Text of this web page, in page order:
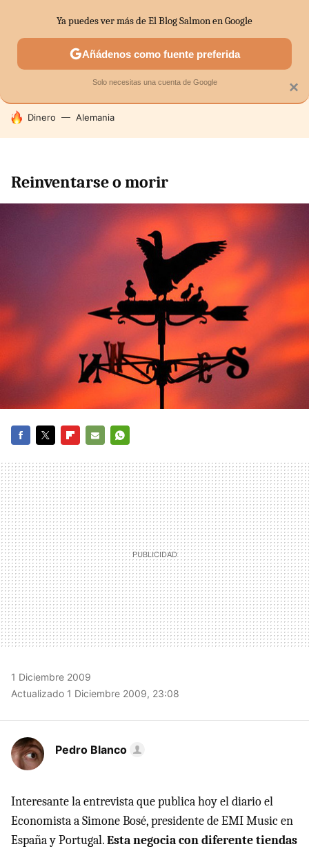
SECTORES ECONOMÍA DOMÉSTICA MERCADOS
HOY SE HABLA DE
Dinero Alemania
Reinventarse o morir
MAIL
1 Diciembre 2009
Actualizado 1 Diciembre 2009, 23:08
Pedro Blanco
Interesante la entrevista que publica hoy el diario el
Economista a Simone Bosé, presidente de EMI Music en
España y Portugal.Esta negocia con diferente tiendas
×
Ya puedes ver más de El Blog Salmon en Google
Añádenos como fuente preferida
Solo necesitas una cuenta de Google